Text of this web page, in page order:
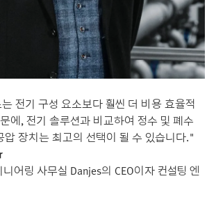
전기 구성 요소보다 훨씬 더 비용 효율적
에, 전기 솔루션과 비교하여 정수 및 폐수
장치는 최고의 선택이 될 수 있습니다."
어링 사무실 Danjes의 CEO이자 컨설팅 엔